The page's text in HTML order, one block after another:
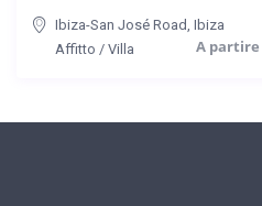
Ibiza-San José Road ,Ibiza
Affitto /Villa